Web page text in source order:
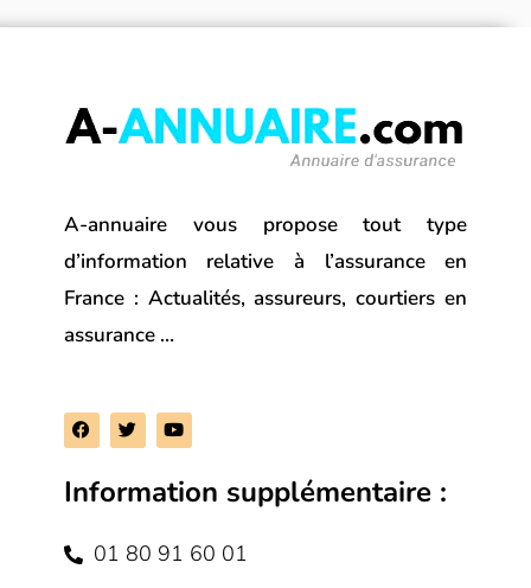
A-annuaire vous propose tout type
d’information relative à l’assurance en
France : Actualités, assureurs, courtiers en
assurance …
F
a
c
b
o
T
w
i
t
e
Y
o
u
u
b
Information supplémentaire :
01 80 91 60 01